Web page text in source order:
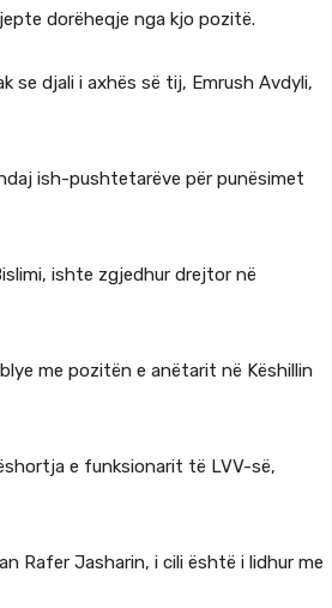
dorëheqje nga kjo pozitë.
se djali i axhës së tij, Emrush Avdyli,
ish-pushtetarëve për punësimet
ishte zgjedhur drejtor në
me pozitën e anëtarit në Këshillin
e funksionarit të LVV-së,
Rafer Jasharin, i cili është i lidhur me